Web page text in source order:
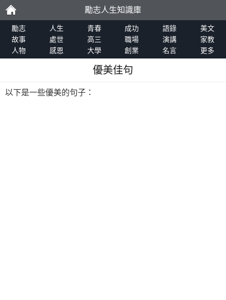
勵
志
勵志人生知識庫
勵志 人生 青春 成功 語錄
美文
故事
處世 高三 職場 演講
家教
人物
感恩 大學 創業 名言 更多
優美佳句
以下是一些優美的句子：